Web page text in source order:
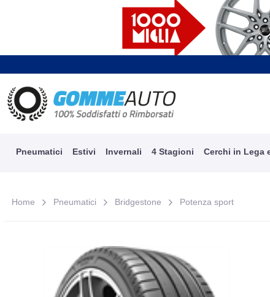
Pneumatici Estivi Invernali 4 Stagioni Cerchi in Lega
Home Pneumatici Bridgestone Potenza sport